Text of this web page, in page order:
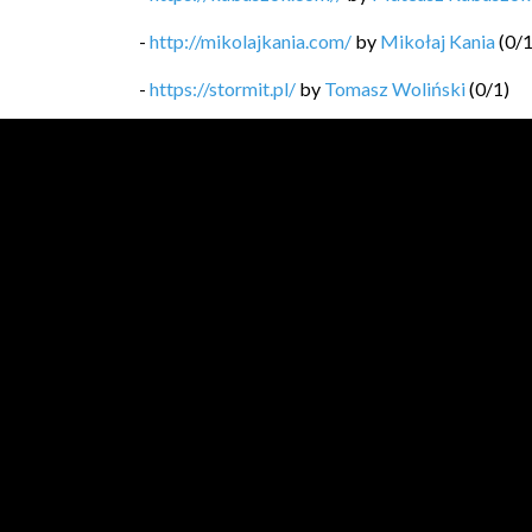
- http://mikolajkania.com/ by Mikołaj Kania(0/1
- https://stormit.pl/ by Tomasz Woliński(0/1)